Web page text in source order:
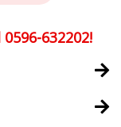
632202!